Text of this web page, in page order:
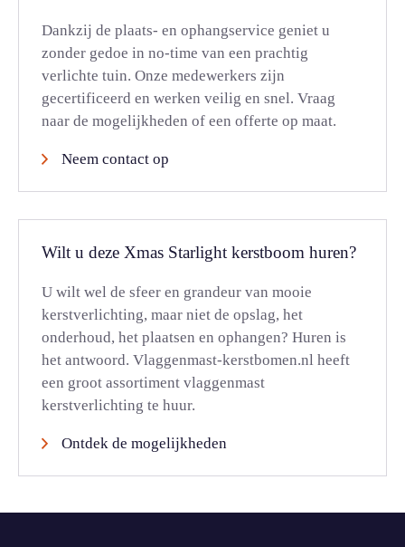
Dankzij de plaats- en ophangservice geniet u
zonder gedoe in no-time van een prachtig
verlichte tuin. Onze medewerkers zijn
gecertificeerd en werken veilig en snel. Vraag
naar de mogelijkheden of een offerte op maat.
Neem contact op
Wilt u deze Xmas Starlight kerstboom huren?
U wilt wel de sfeer en grandeur van mooie
kerstverlichting, maar niet de opslag, het
onderhoud, het plaatsen en ophangen? Huren is
het antwoord. Vlaggenmast-kerstbomen.nl heeft
een groot assortiment vlaggenmast
kerstverlichting te huur.
Ontdek de mogelijkheden